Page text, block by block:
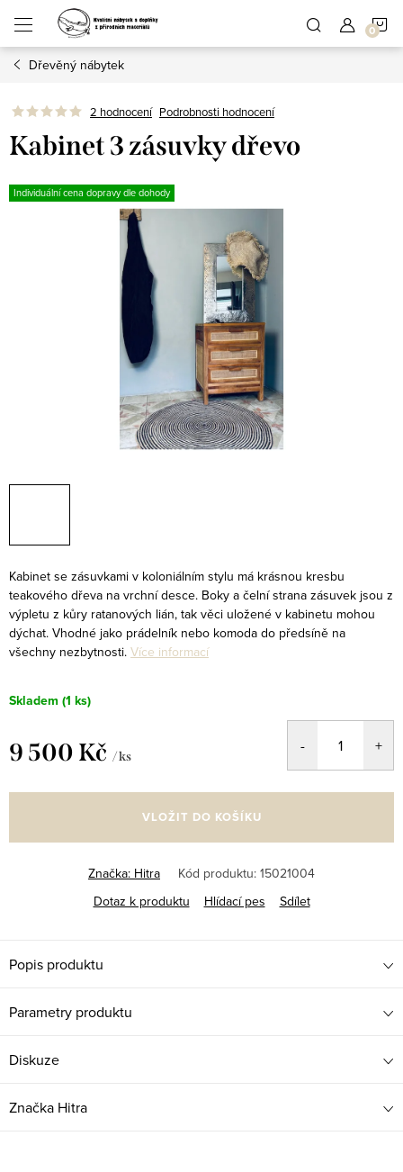
obsah
Dřevěný nábytek
2 hodnocení Podrobnosti hodnocení
Kabinet 3 zásuvky dřevo
Individuální cena dopravy dle dohody
Kabinet se zásuvkami v koloniálním stylu má krásnou kresbu
teakového dřeva na vrchní desce. Boky a čelní strana zásuvek jsou z
výpletu z kůry ratanových lián, tak věci uložené v kabinetu mohou
dýchat. Vhodné jako prádelník nebo komoda do předsíně na
všechny nezbytnosti. Více informací
Skladem (1 ks)
9 500 Kč / ks
cena:
VLOŽIT DO KOŠÍKU
Značka: Hitra Kód produktu: 15021004
Dotaz k produktu
Hlídací pes Sdílet
Popis produktu
Parametry produktu
Diskuze
Značka Hitra